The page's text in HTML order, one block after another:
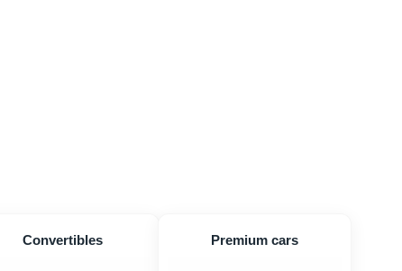
Convertibles Premium cars